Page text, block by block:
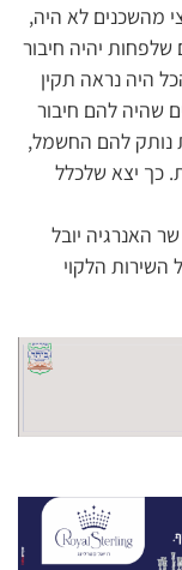
מהשכנים לא היה,
שלפחות יהיה חיבור
היה נראה תקין
שהיה להם חיבור
נותק להם החשמל,
כך יצא שלכלל
האנרגיה יובל
השירות הלקוי